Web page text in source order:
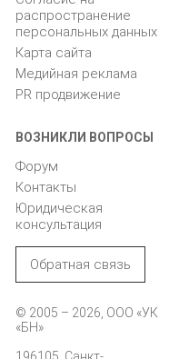
распространение
персональных данных
Карта сайта
Медийная реклама
PR продвижение
ВОЗНИКЛИ ВОПРОСЫ
Форум
Контакты
Юридическая
консультация
Обратная связь
© 2005 – 2026, ООО «УК
«БН»